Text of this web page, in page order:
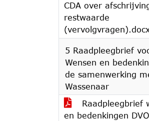
CDA over
restwaarde
5 Raadpleegbrief
Wensen en
de samenwerking
Wassenaar
Raadpleegbrief
en bedenkingen